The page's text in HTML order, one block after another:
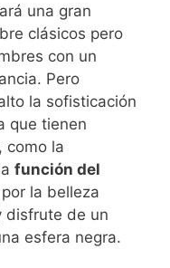
una gran
clásicos pero
con un
Pero
la sofisticación
que tienen
como la
función del
la belleza
disfrute de un
esfera negra.